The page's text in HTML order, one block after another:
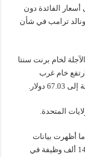
أسعار الفائدة دون
ترامب في شأن
الآجلة لخام برنت سنتا
بينما ارتفع خام غرب
المتحدة.
أظهرت بيانات
جديدة أمس الخميس أن الشركات الأميركية أضافت 147 ألف وظيفة في